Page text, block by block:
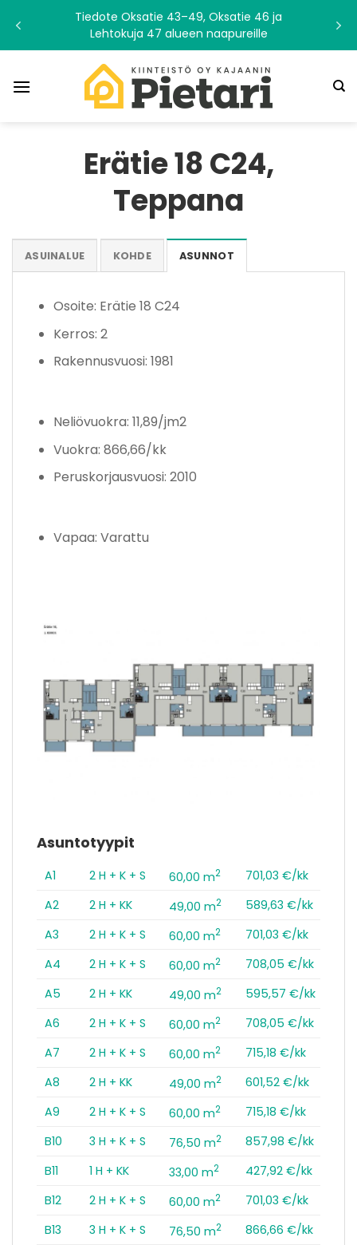
content
Tiedote Oksatie 43–49, Oksatie 46 ja
Lehtokuja 47 alueen naapureille
Erätie 18 C24,
Teppana
ASUINALUE KOHDE ASUNNOT
Asuntotyypit
A1 2 H + K + S 60,00 m2
701,03 €/kk
A2
2 H + KK 49,00 m2
589,63 €/kk
A3
2 H + K + S 60,00 m2
701,03 €/kk
A4
2 H + K + S 60,00 m2
708,05 €/kk
A5
2 H + KK 49,00 m2
595,57 €/kk
A6
2 H + K + S 60,00 m2
708,05 €/kk
A7
2 H + K + S 60,00 m2
715,18 €/kk
A8
2 H + KK 49,00 m2
601,52 €/kk
A9
2 H + K + S 60,00 m2
715,18 €/kk
B10
3 H + K + S 76,50 m2
857,98 €/kk
B11
1 H + KK 33,00 m2
427,92 €/kk
B12
2 H + K + S 60,00 m2
701,03 €/kk
B13
3 H + K + S 76,50 m2
866,66 €/kk
Osoite: Erätie 18 C24
Kerros: 2
Rakennusvuosi: 1981
Neliövuokra: 11,89/jm2
Vuokra: 866,66/kk
Peruskorjausvuosi: 2010
Vapaa: Varattu